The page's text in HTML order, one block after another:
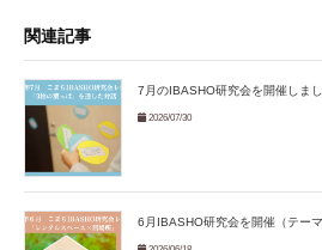
関連記事
7月のIBASHO研究会を開催しま
2026/07/30
6月IBASHO研究会を開催（テー